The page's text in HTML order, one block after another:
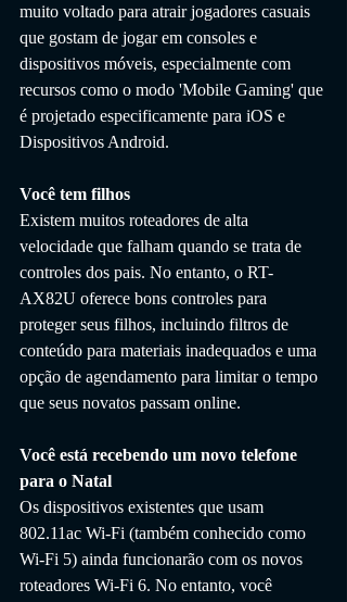
muito voltado para atrair jogadores casuais
que gostam de jogar em consoles e
dispositivos móveis, especialmente com
recursos como o modo 'Mobile Gaming' que
é projetado especificamente para iOS e
Dispositivos Android.
Você tem filhos
Existem muitos roteadores de alta
velocidade que falham quando se trata de
controles dos pais. No entanto, o RT-
AX82U oferece bons controles para
proteger seus filhos, incluindo filtros de
conteúdo para materiais inadequados e uma
opção de agendamento para limitar o tempo
que seus novatos passam online.
Você está recebendo um novo telefone
para o Natal
Os dispositivos existentes que usam
802.11ac Wi-Fi (também conhecido como
Wi-Fi 5) ainda funcionarão com os novos
roteadores Wi-Fi 6. No entanto, você